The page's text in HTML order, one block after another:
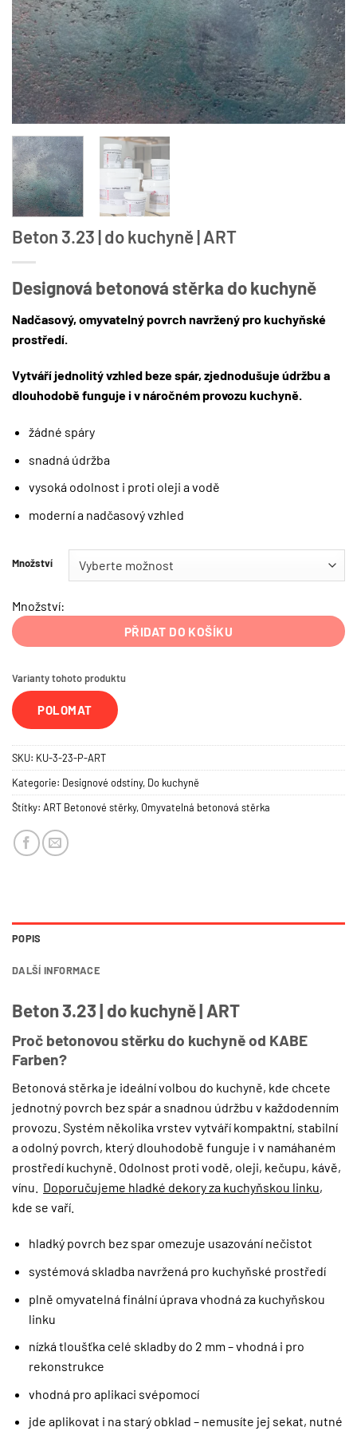
Beton 3.23 | do kuchyně | ART
Designová betonová stěrka do kuchyně
Nadčasový, omyvatelný povrch navržený pro kuchyňské
prostředí.
Vytváří jednolitý vzhled beze spár, zjednodušuje údržbu a
dlouhodobě funguje i v náročném provozu kuchyně.
žádné spáry
snadná údržba
vysoká odolnost i proti oleji a vodě
moderní a nadčasový vzhled
Množství
Množství:
PŘIDAT DO KOŠÍKU
Varianty tohoto produktu
POLOMAT
SKU: KU-3-23-P-ART
Kategorie: Designové odstíny, Do kuchyně
Štítky: ART Betonové stěrky, Omyvatelná betonová stěrka
POPIS
DALŠÍ INFORMACE
Beton 3.23 | do kuchyně | ART
Proč betonovou stěrku do kuchyně od KABE
Farben?
Betonová stěrka je ideální volbou do kuchyně, kde chcete
jednotný povrch bez spár a snadnou údržbu v každodenním
provozu. Systém několika vrstev vytváří kompaktní, stabilní
a odolný povrch, který dlouhodobě funguje i v namáhaném
prostředí kuchyně. Odolnost proti vodě, oleji, kečupu, kávě,
vínu. Doporučujeme hladké dekory za kuchyňskou linku,
kde se vaří.
hladký povrch bez spar omezuje usazování nečistot
systémová skladba navržená pro kuchyňské prostředí
plně omyvatelná finální úprava vhodná za kuchyňskou
linku
nízká tloušťka celé skladby do 2 mm – vhodná i pro
rekonstrukce
vhodná pro aplikaci svépomocí
jde aplikovat i na starý obklad – nemusíte jej sekat, nutné